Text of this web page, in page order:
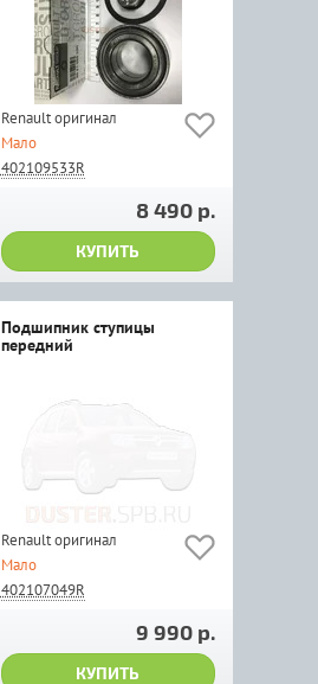
Renault оригинал
Мало
402109533R
8 490 р.
КУПИТЬ
Подшипник ступицы
передний
Renault оригинал
Мало
402107049R
9 990 р.
КУПИТЬ